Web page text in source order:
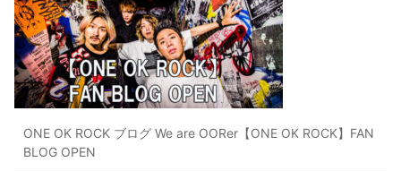
ONE OK ROCK ブログ We are OORer【ONE OK ROCK】FAN
BLOG OPEN